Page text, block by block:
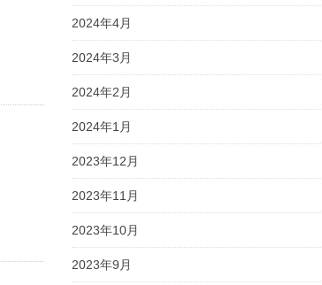
2024年4月
2024年3月
2024年2月
2024年1月
2023年12月
2023年11月
2023年10月
2023年9月